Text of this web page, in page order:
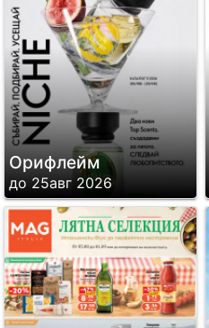
Орифлейм
до 25авг 2026